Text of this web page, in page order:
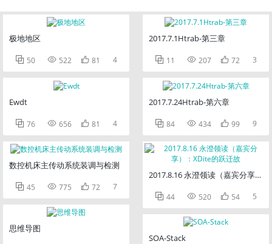
极地地区
 50  522  81 4
Ewdt
 76  656  81 4
数控机床主传动系统装调与检测
 45  775  72 7
思维导图
2017.7.1Htrab-第三章
 11  207  72 3
2017.7.24Htrab-第六章
 84  434  99 9
2017.8.16 永澄领读（嘉宾分享）
 44  520  54 5
SOA-Stack